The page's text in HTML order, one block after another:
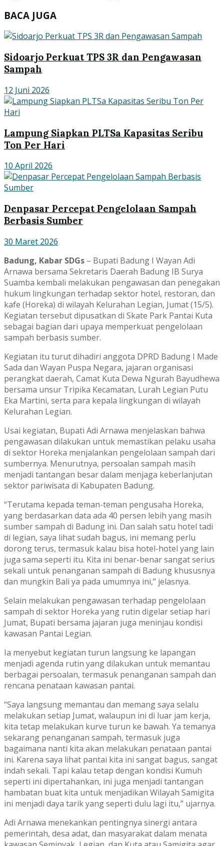
BACA JUGA
Sidoarjo Perkuat TPS 3R dan Pengawasan
Sampah
12 Juni 2026
Lampung Siapkan PLTSa Kapasitas Seribu
Ton Per Hari
10 April 2026
Denpasar Percepat Pengelolaan Sampah
Berbasis Sumber
30 Maret 2026
Badung, Kabar SDGs – Bupati Badung I Wayan Adi
Arnawa bersama Sekretaris Daerah Badung IB Surya
Suamba kembali melakukan pengawasan dan penegakan
hukum lingkungan terhadap sektor hotel, restoran, dan
kafe (Horeka) di wilayah Kelurahan Legian, Jumat (15/5).
Kegiatan tersebut dipusatkan di Skate Park Pantai Kuta
sebagai bagian dari upaya memperkuat pengelolaan
sampah berbasis sumber.
Kegiatan itu turut dihadiri anggota DPRD Badung I Made
Sada dan Wayan Puspa Negara, jajaran organisasi
perangkat daerah, Camat Kuta Dewa Ngurah Bayudhewa
bersama unsur Tripika Kecamatan, Lurah Legian Putu
Eka Martini, serta para kepala lingkungan di wilayah
Kelurahan Legian.
Usai kegiatan, Bupati Adi Arnawa menjelaskan bahwa
pengawasan dilakukan untuk memastikan pelaku usaha
di sektor Horeka menjalankan pengelolaan sampah dari
sumbernya. Menurutnya, persoalan sampah masih
menjadi tantangan besar dalam menjaga keberlanjutan
sektor pariwisata di Kabupaten Badung.
“Terutama kepada teman-teman pengusaha Horeka,
yang berdasarkan data ada 40 persen lebih yang masih
sumber sampah di Badung ini. Dan salah satu hotel tadi
di legian, saya lihat sudah bagus, ini memang perlu
dorong terus, termasuk kalau bisa hotel-hotel yang lain
juga sama seperti itu. Kita ini benar-benar sangat serius
sekali untuk penanganan sampah di Badung khususnya
dan mungkin Bali ya pada umumnya ini,” jelasnya.
Selain melakukan pengawasan terhadap pengelolaan
sampah di sektor Horeka yang rutin digelar setiap hari
Jumat, Bupati bersama jajaran juga meninjau kondisi
kawasan Pantai Legian.
Ia menyebut kegiatan turun langsung ke lapangan
menjadi agenda rutin yang dilakukan untuk memantau
berbagai persoalan, termasuk penanganan sampah dan
rencana penataan kawasan pantai.
“Saya langsung memantau dan memang saya selalu
melakukan setiap Jumat, walaupun ini di luar jam kerja,
kita tetap melakukan kurve turun ke bawah. Ya temanya
sekarang penanganan sampah, termasuk juga
bagaimana nanti kita akan melakukan penataan pantai
ini. Karena saya lihat pantai kita ini sangat bagus, sangat
indah sekali. Tapi kalau tetap dengan kondisi Kumuh
seperti ini dipertahankan, ini juga menjadi tantangan
hambatan buat kita untuk menjadikan Wilayah Samigita
ini menjadi daya tarik yang seperti dulu lagi itu,” ujarnya.
Adi Arnawa menekankan pentingnya sinergi antara
pemerintah, desa adat, dan masyarakat dalam menata